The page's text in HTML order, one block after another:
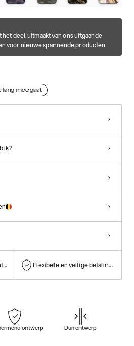
deel uitmaakt van ons uitgaande
voor nieuwe spannende producten
lang meegaat
ik?
Flexibele en veilige betalingen
ontwerp Dun ontwerp